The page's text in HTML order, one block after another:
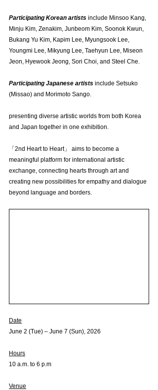
Participating Korean artists include Minsoo Kang,
Minju Kim, Zenakim, Junbeom Kim, Soonok Kwun,
Bukang Yu Kim, Kapim Lee, Myungsook Lee,
Youngmi Lee, Mikyung Lee, Taehyun Lee, Miseon
Jeon, Hyewook Jeong, Sori Choi, and Steel Che.
Participating Japanese artists include Setsuko
(Missao) and Morimoto Sango.
presenting diverse artistic worlds from both Korea
and Japan together in one exhibition.
「2nd Heart to Heart」 aims to become a
meaningful platform for international artistic
exchange, connecting hearts through art and
creating new possibilities for empathy and dialogue
beyond language and borders.
Date
June 2 (Tue) – June 7 (Sun), 2026
Hours
10 a.m. to 6 p.m
Venue